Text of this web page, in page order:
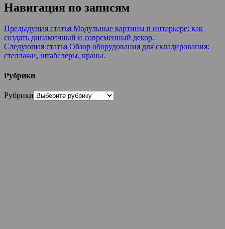
Навигация по записям
Предыдущая статья Модульные картины в интерьере: как
создать динамичный и современный декор.
Следующая статья Обзор оборудования для складирования:
стеллажи, штабелеры, краны.
Рубрики
Рубрики